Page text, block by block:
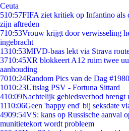
Ceuta
510:57FIFA ziet kritiek op Infantino als
zijn aftreden
710:53Vrouw krijgt door verwisseling
ingebracht
1310:53MIVD-baas lekt via Strava
3710:45XR blokkeert A12 ruim twee
aanhouding
7010:24Random Pics van de Dag #1980
1010:23Uitslag PSV - Fortuna Sittard
410:09Nachtelijk gebiedsverbod
1110:06Geen 'happy end' bij seksdate
4909:54VS: kans op Russische aanval
munitietekort wordt probleem